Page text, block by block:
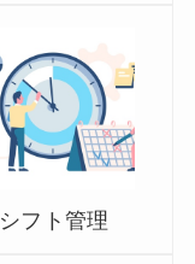
シフト管理